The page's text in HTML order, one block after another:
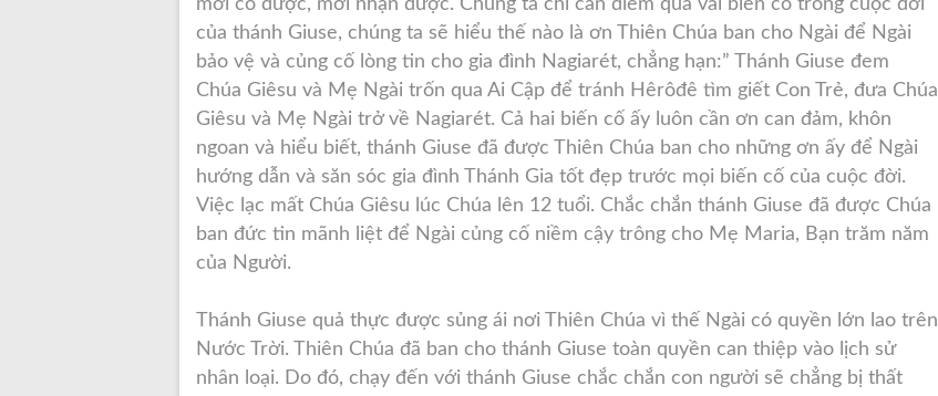
mới có được, mới nhận được. Chúng ta chỉ cần điểm qua vài biến cố trong cuộc đời
của thánh Giuse, chúng ta sẽ hiểu thế nào là ơn Thiên Chúa ban cho Ngài để Ngài
bảo vệ và củng cố lòng tin cho gia đình Nagiarét, chẳng hạn:” Thánh Giuse đem
Chúa Giêsu và Mẹ Ngài trốn qua Ai Cập để tránh Hêrôđê tìm giết Con Trẻ, đưa Chúa
Giêsu và Mẹ Ngài trở về Nagiarét. Cả hai biến cố ấy luôn cần ơn can đảm, khôn
ngoan và hiểu biết, thánh Giuse đã được Thiên Chúa ban cho những ơn ấy để Ngài
hướng dẫn và săn sóc gia đình Thánh Gia tốt đẹp trước mọi biến cố của cuộc đời.
Việc lạc mất Chúa Giêsu lúc Chúa lên 12 tuổi. Chắc chắn thánh Giuse đã được Chúa
ban đức tin mãnh liệt để Ngài củng cố niềm cậy trông cho Mẹ Maria, Bạn trăm năm
của Người.
Thánh Giuse quả thực được sủng ái nơi Thiên Chúa vì thế Ngài có quyền lớn lao trên
Nước Trời. Thiên Chúa đã ban cho thánh Giuse toàn quyền can thiệp vào lịch sử
nhân loại. Do đó, chạy đến với thánh Giuse chắc chắn con người sẽ chẳng bị thất